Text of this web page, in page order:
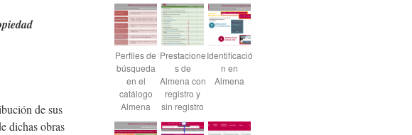
de sus
dichas obras
Perfiles de
búsqueda
en el
catálogo
Almena
Prestacione
s de
Almena con
registro y
sin registro
Identificació
n en
Almena